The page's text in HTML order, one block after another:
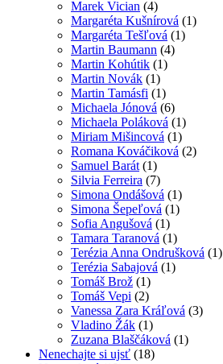
Marek Vician (4)
Margaréta Kušnírová (1)
Margaréta Tešľová (1)
Martin Baumann (4)
Martin Kohútik (1)
Martin Novák (1)
Martin Tamásfi (1)
Michaela Jónová (6)
Michaela Poláková (1)
Miriam Mišincová (1)
Romana Kováčiková (2)
Samuel Barát (1)
Silvia Ferreira (7)
Simona Ondášová (1)
Simona Šepeľová (1)
Sofia Angušová (1)
Tamara Taranová (1)
Terézia Anna Ondrušková (1)
Terézia Sabajová (1)
Tomáš Brož (1)
Tomáš Vepi (2)
Vanessa Zara Kráľová (3)
Vladino Žák (1)
Zuzana Blaščáková (1)
Nenechajte si ujsť (18)